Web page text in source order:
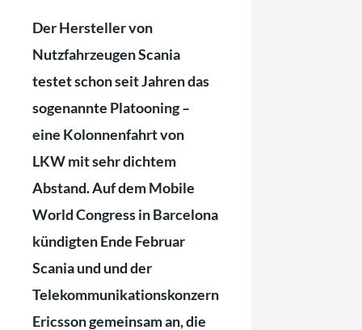
Der Hersteller von
Nutzfahrzeugen Scania
testet schon seit Jahren das
sogenannte Platooning –
eine Kolonnenfahrt von
LKW mit sehr dichtem
Abstand. Auf dem Mobile
World Congress in Barcelona
kündigten Ende Februar
Scania und und der
Telekommunikationskonzern
Ericsson gemeinsam an, die